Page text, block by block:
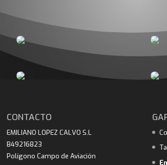
CONTACTO
EMILIANO LOPEZ CALVO S.L
B49216823
Polígono Campo de Aviación